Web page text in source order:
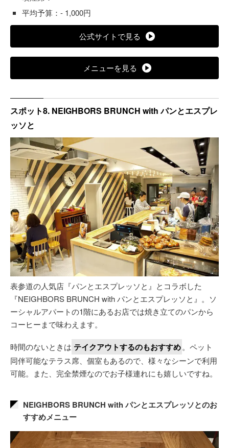
平均予算：- 1,000円
公式サイトで見る
メニューを見る
スポット8. NEIGHBORS BRUNCH with パンとエスプレ
ッソと
表参道の人気店『パンとエスプレッソと』とコラボした
『NEIGHBORS BRUNCH with パンとエスプレッソと』。ソ
ーシャルアパートの1階にあるお店では焼き立てのパンから
コーヒーまで味わえます。
時間のないときは テイクアウトするのもおすすめ。ペット
同伴可能なテラス席、個室もあるので、様々なシーンで利用
可能。また、完全禁煙なのでお子様連れにも嬉しいですね。
NEIGHBORS BRUNCH with パンとエスプレッソとのお
すすめメニュー